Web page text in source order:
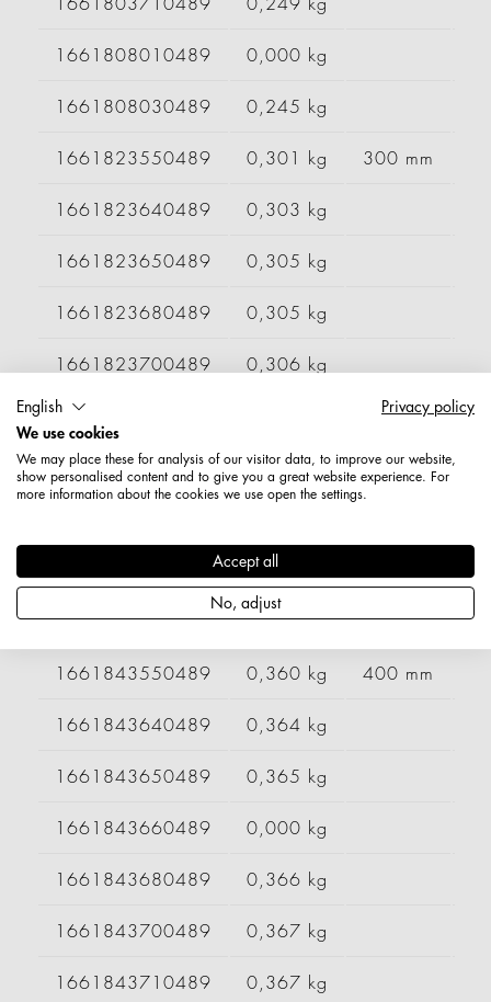
1661808010489 0,000 kg
1661808030489 0,245 kg
1661823550489 0,301 kg 300 mm
1661823640489 0,303 kg
1661823650489 0,305 kg
1661823680489 0,305 kg
1661823700489 0,306 kg
1661823710489
1661823720489 0,310 kg
0,000 kg
1661828030489 0,305 kg
1661843550489 0,360 kg 400 mm
1661843640489 0,364 kg
1661843650489 0,365 kg
1661843660489 0,000 kg
1661843680489 0,366 kg
1661843700489 0,367 kg
1661843710489 0,367 kg
English
Privacy policy
We use cookies
We may place these for analysis of our visitor data, to improve our website,
show personalised content and to give you a great website experience. For
more information about the cookies we use open the settings.
Accept all
No, adjust